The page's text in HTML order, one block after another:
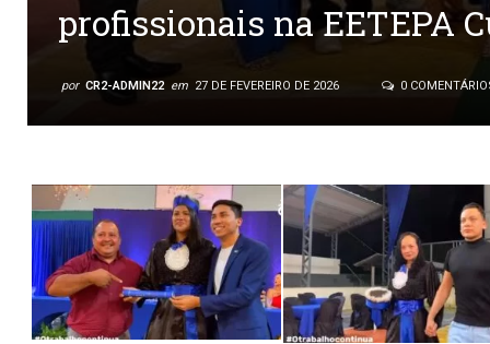
profissionais na EETEPA
por CR2-ADMIN22 em 27 DE FEVEREIRO DE 2026 0